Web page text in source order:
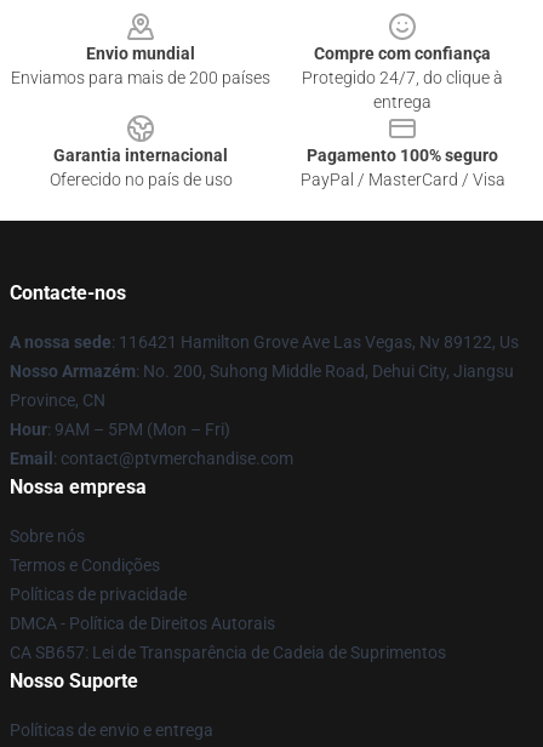
Envio mundial
Enviamos para mais de 200 países
Compre com confiança
Protegido 24/7, do clique à
entrega
Garantia internacional
Oferecido no país de uso
Pagamento 100% seguro
PayPal / MasterCard / Visa
Contacte-nos
A nossa sede: 116421 Hamilton Grove Ave Las Vegas, Nv 89122, Us
Nosso Armazém: No. 200, Suhong Middle Road, Dehui City, Jiangsu
Province, CN
Hour: 9AM – 5PM (Mon – Fri)
Email : contact@ptvmerchandise.com
Nossa empresa
Sobre nós
Termos e Condições
Políticas de privacidade
DMCA - Política de Direitos Autorais
CA SB657: Lei de Transparência de Cadeia de Suprimentos
Nosso Suporte
Políticas de envio e entrega